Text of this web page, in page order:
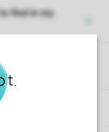
find in my
Towel bundle